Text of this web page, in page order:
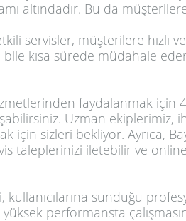
altındadır. Bu da
servisler, müşterilere hızlı
kısa sürede müdahale
faydalanmak için
Uzman ekiplerimiz,
için sizleri bekliyor. Ayrıca,
taleplerinizi iletebilir ve
kullanıcılarına sunduğu
performansta